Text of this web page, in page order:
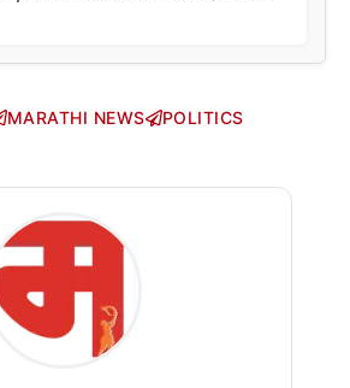
MARATHI NEWS POLITICS